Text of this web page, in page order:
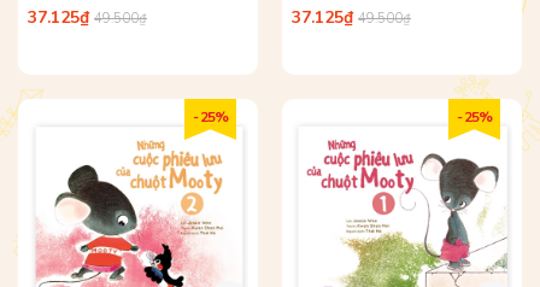
37.125₫ 49.500₫ 37.125₫ 49.500₫
- 25% - 25%